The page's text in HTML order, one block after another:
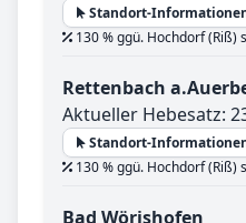
Standort-
130 % ggü. Hochdorf (Riß)
Rettenbach
Aktueller Hebesatz:
Standort-
130 % ggü. Hochdorf (Riß)
Bad Wörishofen